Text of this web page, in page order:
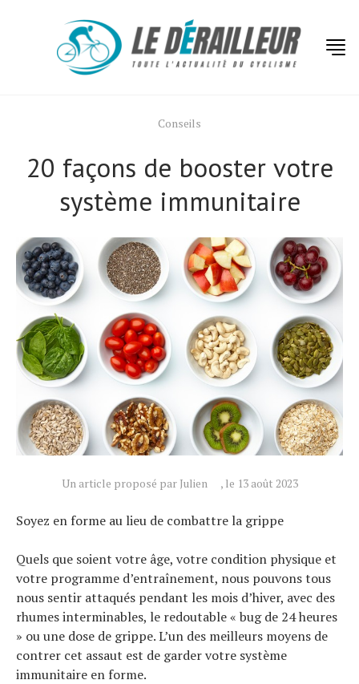
Conseils
20 façons de booster votre
système immunitaire
Un article proposé par Julien , le 13 août 2023
Soyez en forme au lieu de combattre la grippe
Quels que soient votre âge, votre condition physique et
votre programme d’entraînement, nous pouvons tous
nous sentir attaqués pendant les mois d’hiver, avec des
rhumes interminables, le redoutable « bug de 24 heures
» ou une dose de grippe. L’un des meilleurs moyens de
contrer cet assaut est de garder votre système
immunitaire en forme.